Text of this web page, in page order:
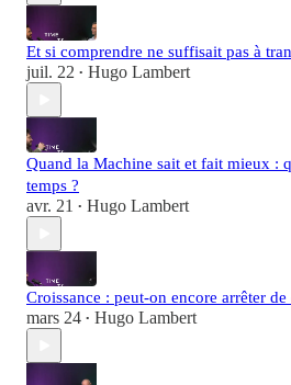
Et si comprendre ne suffisait pas à
juil. 22 • Hugo Lambert
Quand la Machine sait et fait mieux :
temps ?
avr. 21 • Hugo Lambert
Croissance : peut-on encore arrêter
mars 24 • Hugo Lambert